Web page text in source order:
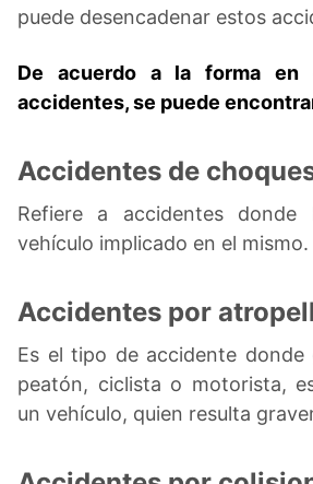
puede desencadenar estos
De acuerdo a la forma en
accidentes, se puede
Accidentes de
Refiere a accidentes
vehículo implicado en el mismo.
Accidentes por
Es el tipo de accidente donde
peatón, ciclista o motorista,
un vehículo, quien resulta